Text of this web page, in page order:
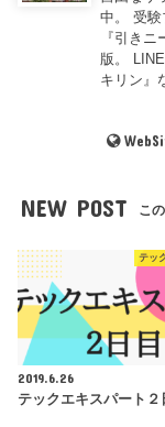
中。 受
『引き
版。
キリン』
NEW POST こ
テッ
2019.6.26
テックエキスパート２